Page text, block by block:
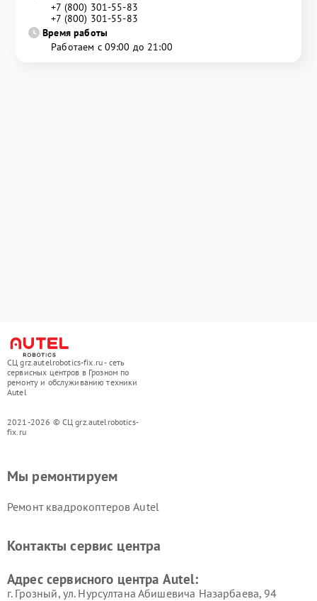
+7 (800) 301-55-83
+7 (800) 301-55-83
Время работы
Работаем с 09:00 до 21:00
СЦ grz.autelrobotics-fix.ru - сеть
сервисных центров в Грозном по
ремонту и обслуживанию техники
Autel
2021-2026 © СЦ grz.autelrobotics-
fix.ru
Мы ремонтируем
Ремонт квадрокоптеров Autel
Контакты сервис центра
Адрес сервисного центра Autel:
г. Грозный, ул. Нурсултана Абишевича Назарбаева, 94